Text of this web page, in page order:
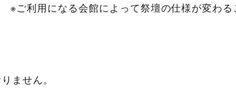
※ご利用になる会館によって祭壇の仕様が変わる
ません。